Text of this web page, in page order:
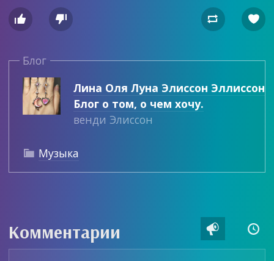
   
Блог
Лина Оля Луна Элиссон Эллиссон
Блог о том, о чем хочу.
венди Элиссон
 Музыка
Комментарии  